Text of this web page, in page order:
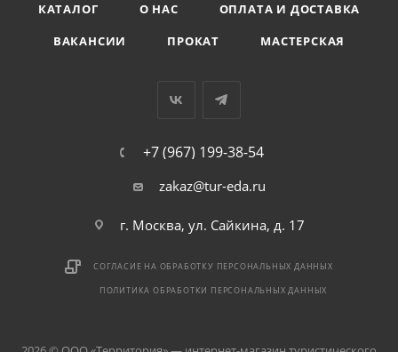
КАТАЛОГ О НАС
ОПЛАТА И ДОСТАВКА
ВАКАНСИИ
ПРОКАТ МАСТЕРСКАЯ
+7 (967) 199-38-54
zakaz@tur-eda.ru
г. Москва, ул. Сайкина, д. 17
СОГЛАСИЕ НА ОБРАБОТКУ ПЕРСОНАЛЬНЫХ ДАННЫХ
ПОЛИТИКА ОБРАБОТКИ ПЕРСОНАЛЬНЫХ ДАННЫХ